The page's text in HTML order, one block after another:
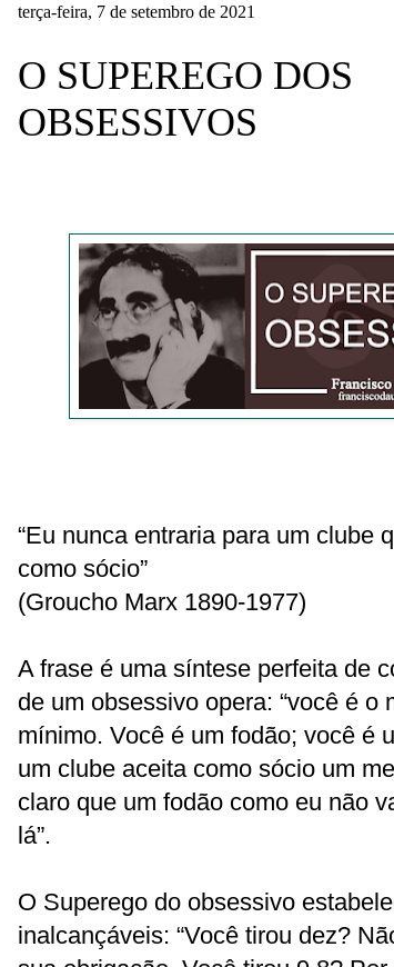
terça-feira, 7 de setembro de 2021
O SUPEREGO DOS
OBSESSIVOS
“Eu nunca entraria para um clube
como sócio”
(Groucho Marx 1890-1977)
A frase é uma síntese perfeita de
de um obsessivo opera: “você é o
mínimo. Você é um fodão; você é
um clube aceita como sócio um
claro que um fodão como eu não
lá”.
O Superego do obsessivo
inalcançáveis: “Você tirou dez?